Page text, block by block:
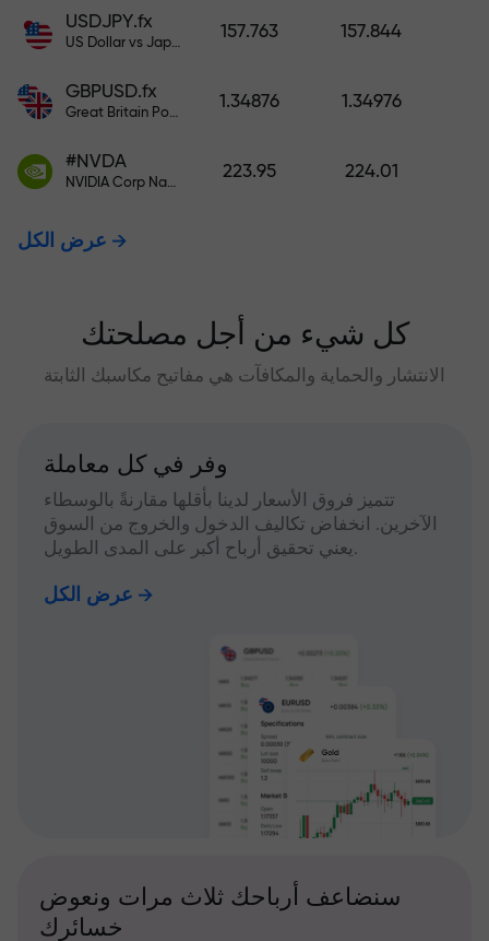
USDJPY.fx
US Dollar vs Japanese Yen
157.763 157.844
GBPUSD.fx
Great Britain Pound vs US Dollar
1.34876 1.34976
#NVDA
NVIDIA Corp Nasdaq Stock Exchange (Nasdaq) USD
223.95 224.01
عرض الكل
كل شيء من أجل مصلحتك
الانتشار والحماية والمكافآت هي مفاتيح مكاسبك الثابتة
وفر في كل معاملة
تتميز فروق الأسعار لدينا بأقلها مقارنةً بالوسطاء
الآخرين. انخفاض تكاليف الدخول والخروج من السوق
يعني تحقيق أرباح أكبر على المدى الطويل.
عرض الكل
سنضاعف أرباحك ثلاث مرات ونعوض
خسائرك